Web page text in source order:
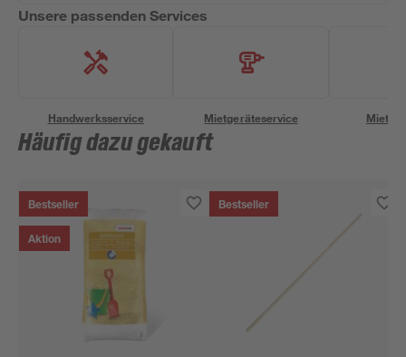
Unsere passenden Services
Handwerksservice Mietgeräteservice
Häufig dazu gekauft
Bestseller
Aktion
Bestseller